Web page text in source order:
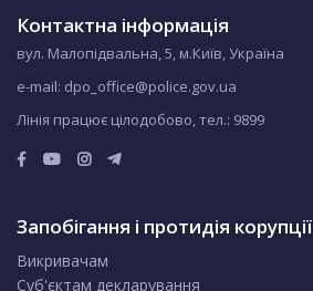
Контактна інформація
вул. Малопідвальна, 5, м.Київ, Україна
e-mail: dpo_office@police.gov.ua
Лінія працює цілодобово, тел.: 9899
Запобігання і протидія корупції
Викривачам
Суб'єктам декларування